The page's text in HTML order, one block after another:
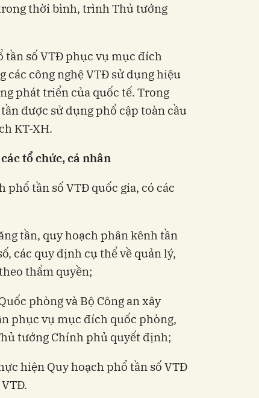
thời bình, trình Thủ tướng
tần số VTĐ phục vụ mục đích
các công nghệ VTĐ sử dụng hiệu
phát triển của quốc tế. Trong
được sử dụng phổ cập toàn cầu
KT-XH.
tổ chức, cá nhân
phổ tần số VTĐ quốc gia, có các
tần, quy hoạch phân kênh tần
các quy định cụ thể về quản lý,
thẩm quyền;
phòng và Bộ Công an xây
phục vụ mục đích quốc phòng,
tướng Chính phủ quyết định;
hiện Quy hoạch phổ tần số VTĐ